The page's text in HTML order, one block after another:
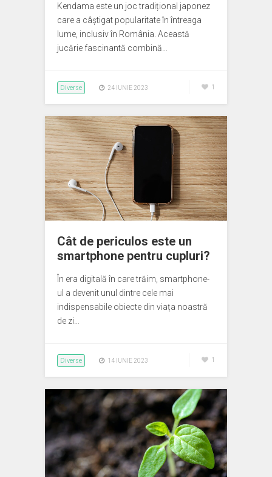
Kendama este un joc tradițional japonez
care a câștigat popularitate în întreaga
lume, inclusiv în România. Această
jucărie fascinantă combină…
Diverse 24 IUNIE 2023 1
Cât de periculos este un
smartphone pentru cupluri?
În era digitală în care trăim, smartphone-
ul a devenit unul dintre cele mai
indispensabile obiecte din viața noastră
de zi…
Diverse 14 IUNIE 2023 1